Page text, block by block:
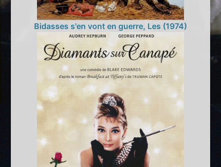
Bidasses s'en vont en guerre, Les (1974)